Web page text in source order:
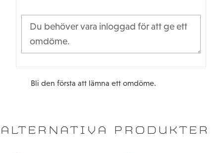
Bli den första att lämna ett omdöme.
ALTERNATIVA PRODUKTER